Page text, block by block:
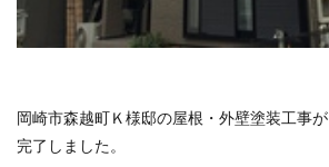
岡崎市森越町Ｋ様邸の屋根・外壁塗装工事が
完了しました。